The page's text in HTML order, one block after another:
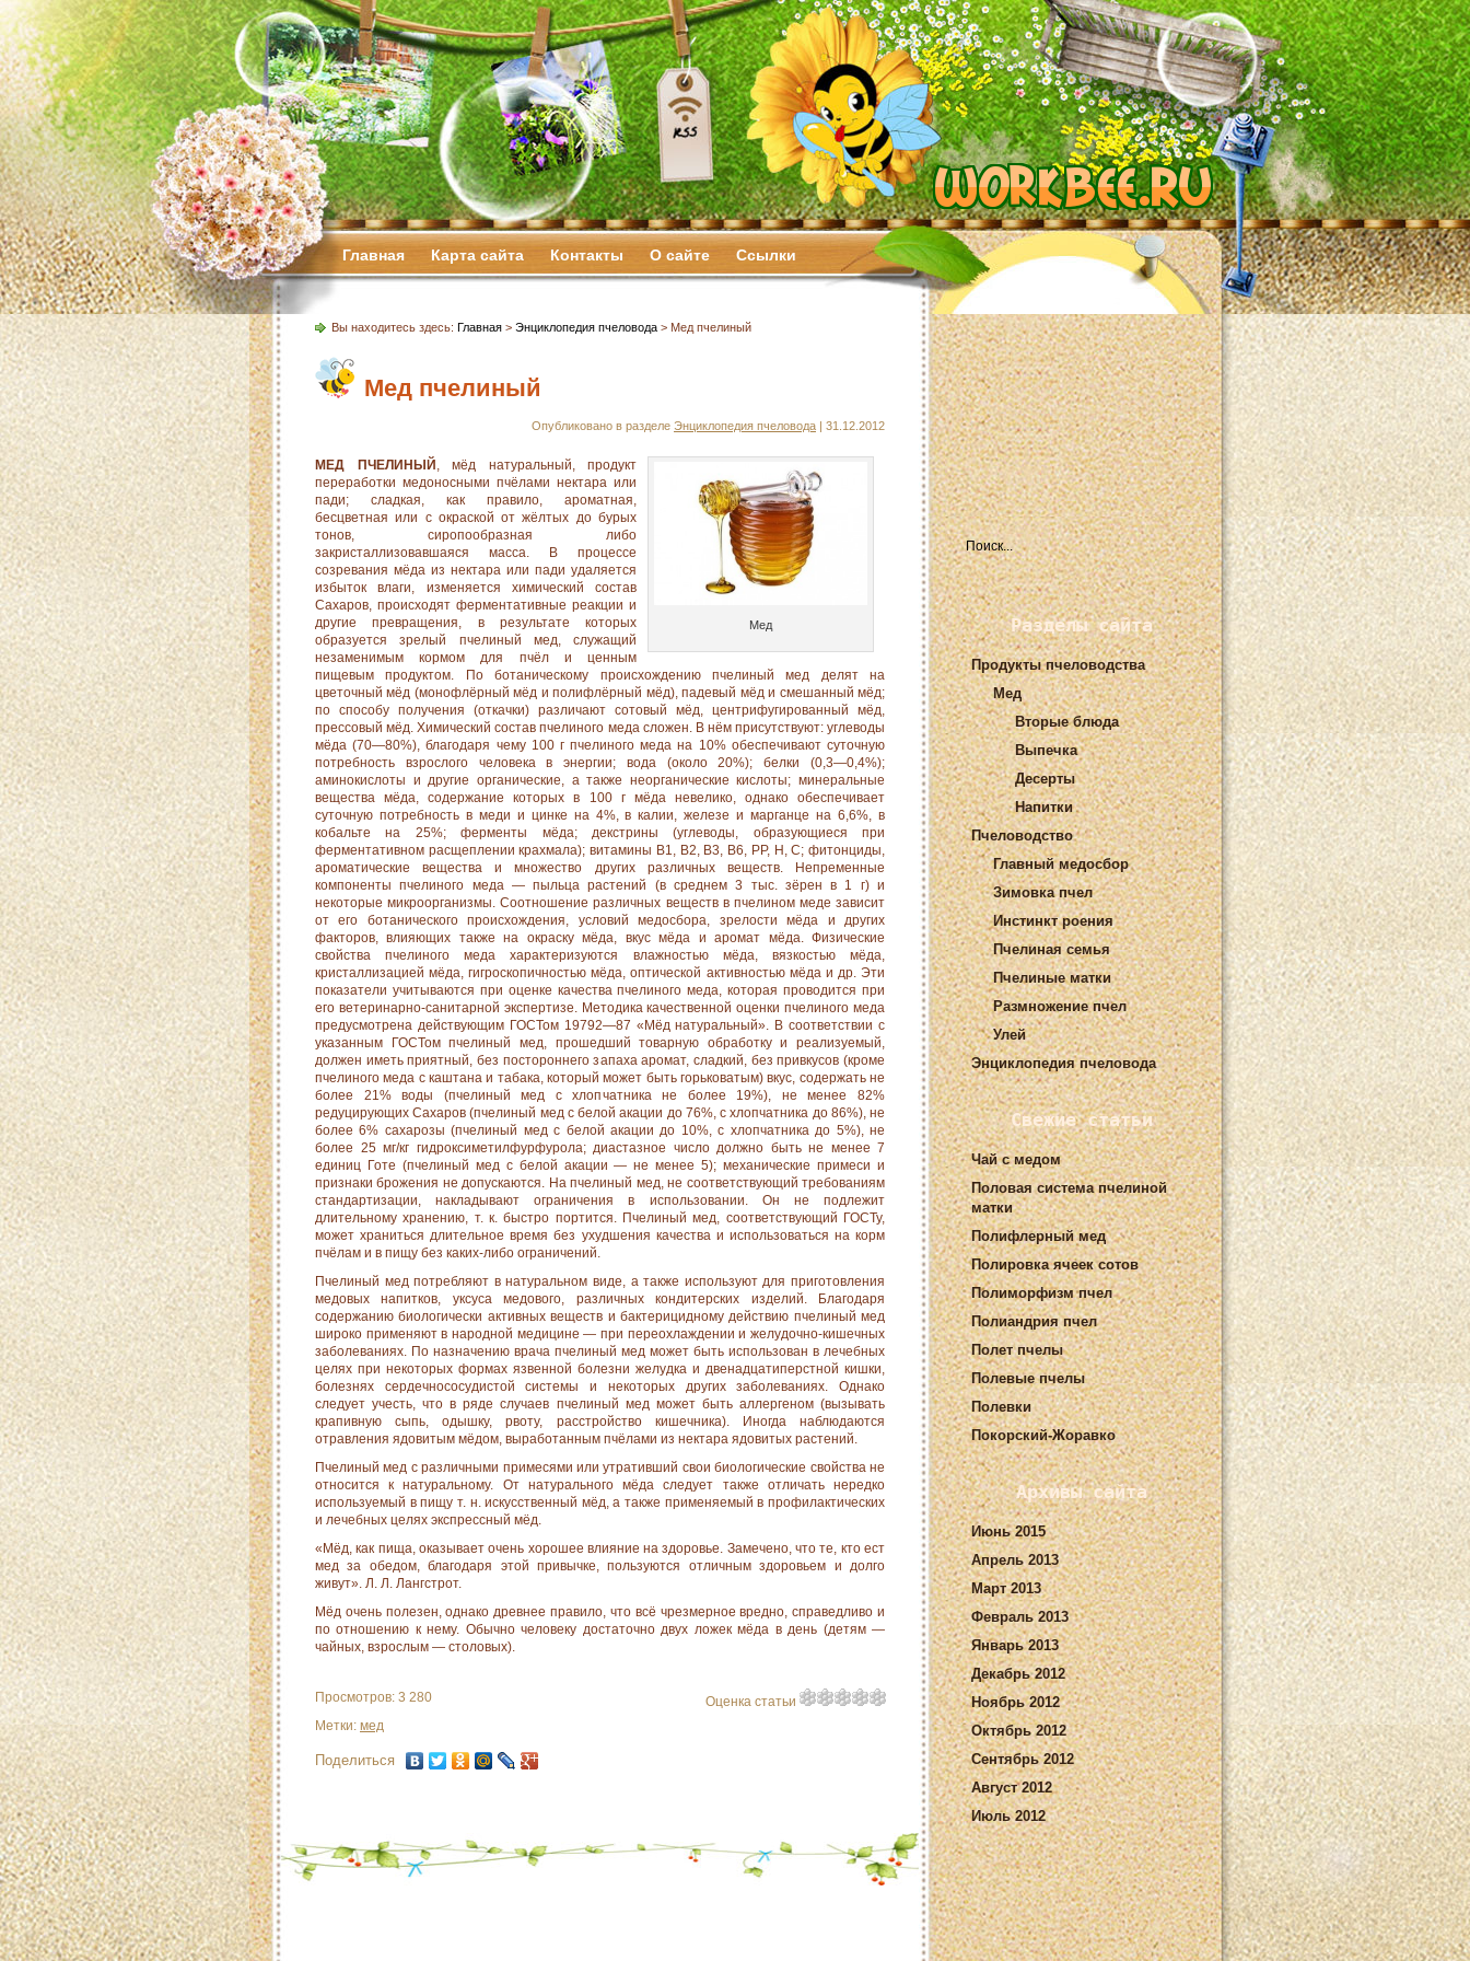
Главная Карта сайта Контакты О сайте Ссылки
Разделы сайта
Продукты пчеловодства
Мед
Вторые блюда
Выпечка
Десерты
Напитки
Пчеловодство
Главный медосбор
Зимовка пчел
Инстинкт роения
Пчелиная семья
Пчелиные матки
Размножение пчел
Улей
Энциклопедия пчеловода
Свежие статьи
Чай с медом
Половая система пчелиной
матки
Полифлерный мед
Полировка ячеек сотов
Полиморфизм пчел
Полиандрия пчел
Полет пчелы
Полевые пчелы
Полевки
Покорский-Жоравко
Архивы сайта
Июнь 2015
Апрель 2013
Март 2013
Февраль 2013
Январь 2013
Декабрь 2012
Ноябрь 2012
Октябрь 2012
Сентябрь 2012
Август 2012
Июль 2012
Вы находитесь здесь: Главная > Энциклопедия пчеловода > Мед пчелиный
Мед пчелиный
Опубликовано в разделе Энциклопедия пчеловода | 31.12.2012
Мед
МЕД ПЧЕЛИНЫЙ , мёд натуральный, продукт
переработки медоносными пчёлами нектара или
пади; сладкая, как правило, ароматная,
бесцветная или с окраской от жёлтых до бурых
тонов, сиропообразная либо
закристаллизовавшаяся масса. В процессе
созревания мёда из нектара или пади удаляется
избыток влаги, изменяется химический состав
Сахаров, происходят ферментативные реакции и
другие превращения, в результате которых
образуется зрелый пчелиный мед, служащий
незаменимым кормом для пчёл и ценным
пищевым продуктом. По ботаническому происхождению пчелиный мед делят на
цветочный мёд (монофлёрный мёд и полифлёрный мёд), падевый мёд и смешанный мёд;
по способу получения (откачки) различают сотовый мёд, центрифугированный мёд,
прессовый мёд. Химический состав пчелиного меда сложен. В нём присутствуют: углеводы
мёда (70—80%), благодаря чему 100 г пчелиного меда на 10% обеспечивают суточную
потребность взрослого человека в энергии; вода (около 20%); белки (0,3—0,4%);
аминокислоты и другие органические, а также неорганические кислоты; минеральные
вещества мёда, содержание которых в 100 г мёда невелико, однако обеспечивает
суточную потребность в меди и цинке на 4%, в калии, железе и марганце на 6,6%, в
кобальте на 25%; ферменты мёда; декстрины (углеводы, образующиеся при
ферментативном расщеплении крахмала); витамины В1, В2, В3, В6, РР, Н, С; фитонциды,
ароматические вещества и множество других различных веществ. Непременные
компоненты пчелиного меда — пыльца растений (в среднем 3 тыс. зёрен в 1 г) и
некоторые микроорганизмы. Соотношение различных веществ в пчелином меде зависит
от его ботанического происхождения, условий медосбора, зрелости мёда и других
факторов, влияющих также на окраску мёда, вкус мёда и аромат мёда. Физические
свойства пчелиного меда характеризуются влажностью мёда, вязкостью мёда,
кристаллизацией мёда, гигроскопичностью мёда, оптической активностью мёда и др. Эти
показатели учитываются при оценке качества пчелиного меда, которая проводится при
его ветеринарно-санитарной экспертизе. Методика качественной оценки пчелиного меда
предусмотрена действующим ГОСТом 19792—87 «Мёд натуральный». В соответствии с
указанным ГОСТом пчелиный мед, прошедший товарную обработку и реализуемый,
должен иметь приятный, без постороннего запаха аромат, сладкий, без привкусов (кроме
пчелиного меда с каштана и табака, который может быть горьковатым) вкус, содержать не
более 21% воды (пчелиный мед с хлопчатника не более 19%), не менее 82%
редуцирующих Сахаров (пчелиный мед с белой акации до 76%, с хлопчатника до 86%), не
более 6% сахарозы (пчелиный мед с белой акации до 10%, с хлопчатника до 5%), не
более 25 мг/кг гидроксиметилфурфурола; диастазное число должно быть не менее 7
единиц Готе (пчелиный мед с белой акации — не менее 5); механические примеси и
признаки брожения не допускаются. На пчелиный мед, не соответствующий требованиям
стандартизации, накладывают ограничения в использовании. Он не подлежит
длительному хранению, т. к. быстро портится. Пчелиный мед, соответствующий ГОСТу,
может храниться длительное время без ухудшения качества и использоваться на корм
пчёлам и в пищу без каких-либо ограничений.
Пчелиный мед потребляют в натуральном виде, а также используют для приготовления
медовых напитков, уксуса медового, различных кондитерских изделий. Благодаря
содержанию биологически активных веществ и бактерицидному действию пчелиный мед
широко применяют в народной медицине — при переохлаждении и желудочно-кишечных
заболеваниях. По назначению врача пчелиный мед может быть использован в лечебных
целях при некоторых формах язвенной болезни желудка и двенадцатиперстной кишки,
болезнях сердечнососудистой системы и некоторых других заболеваниях. Однако
следует учесть, что в ряде случаев пчелиный мед может быть аллергеном (вызывать
крапивную сыпь, одышку, рвоту, расстройство кишечника). Иногда наблюдаются
отравления ядовитым мёдом, выработанным пчёлами из нектара ядовитых растений.
Пчелиный мед с различными примесями или утративший свои биологические свойства не
относится к натуральному. От натурального мёда следует также отличать нередко
используемый в пищу т. н. искусственный мёд, а также применяемый в профилактических
и лечебных целях экспрессный мёд.
«Мёд, как пища, оказывает очень хорошее влияние на здоровье. Замечено, что те, кто ест
мед за обедом, благодаря этой привычке, пользуются отличным здоровьем и долго
живут». Л. Л. Лангстрот.
Мёд очень полезен, однако древнее правило, что всё чрезмерное вредно, справедливо и
по отношению к нему. Обычно человеку достаточно двух ложек мёда в день (детям —
чайных, взрослым — столовых).
Оценка статьи
Просмотров: 3 280
Метки: мед
Поделиться